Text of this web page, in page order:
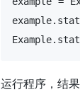
Example.
运行程序，结